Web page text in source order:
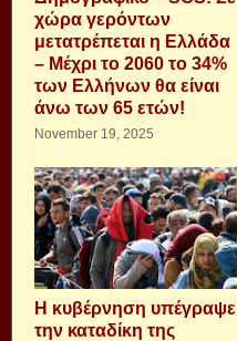
χώρα γερόντων
μετατρέπεται η Ελλάδα
– Μέχρι το 2060 το 34%
των Ελλήνων θα είναι
άνω των 65 ετών!
November 19, 2025
Η κυβέρνηση υπέγραψε
την καταδίκη της